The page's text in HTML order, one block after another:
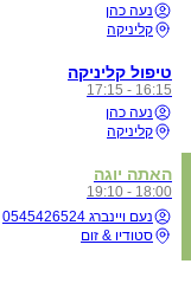
נעה כהן
קליניקה
טיפול קליניקה
16:15 - 17:15
נעה כהן
קליניקה
האתה יוגה
18:00 - 19:10
נעם ויינברג 0545426524
סטודיו & זום